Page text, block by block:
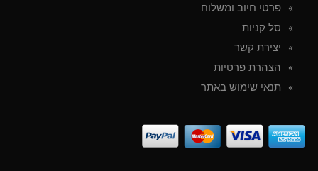
פרטי חיוב ומשלוח
סל קניות
יצירת קשר
הצהרת פרטיות
תנאי שימוש באתר